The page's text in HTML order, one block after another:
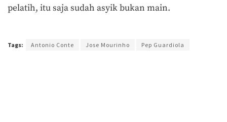
pelatih, itu saja sudah asyik bukan main.
Tags: Antonio Conte Jose Mourinho Pep Guardiola